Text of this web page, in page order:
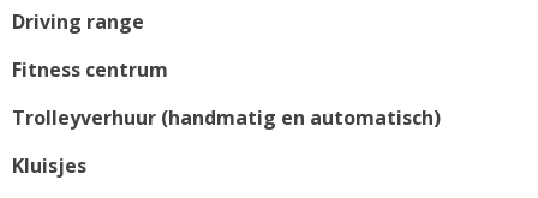
Driving range
Fitness centrum
Trolleyverhuur (handmatig en automatisch)
Kluisjes